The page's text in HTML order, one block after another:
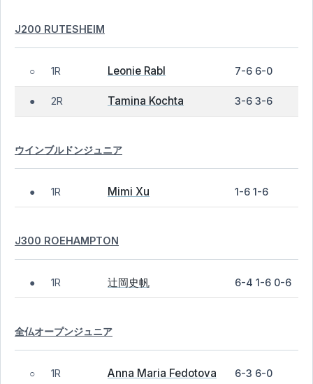
J200 RUTESHEIM
○ 1R Leonie Rabl 7-6 6-0
● 2R Tamina Kochta 3-6 3-6
ウインブルドンジュニア
● 1R Mimi Xu 1-6 1-6
J300 ROEHAMPTON
● 1R 辻岡史帆 6-4 1-6 0-6
全仏オープンジュニア
○ 1R Anna Maria Fedotova 6-3 6-0